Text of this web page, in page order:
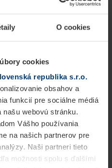
O cookies
cookies
republika s.r.o.
obsahov a
funkcií pre sociálne médiá
našu webovú stránku.
Vášho používania
na našich partnerov pre
Naši partneri tieto
možnosti spolu s ďalšími